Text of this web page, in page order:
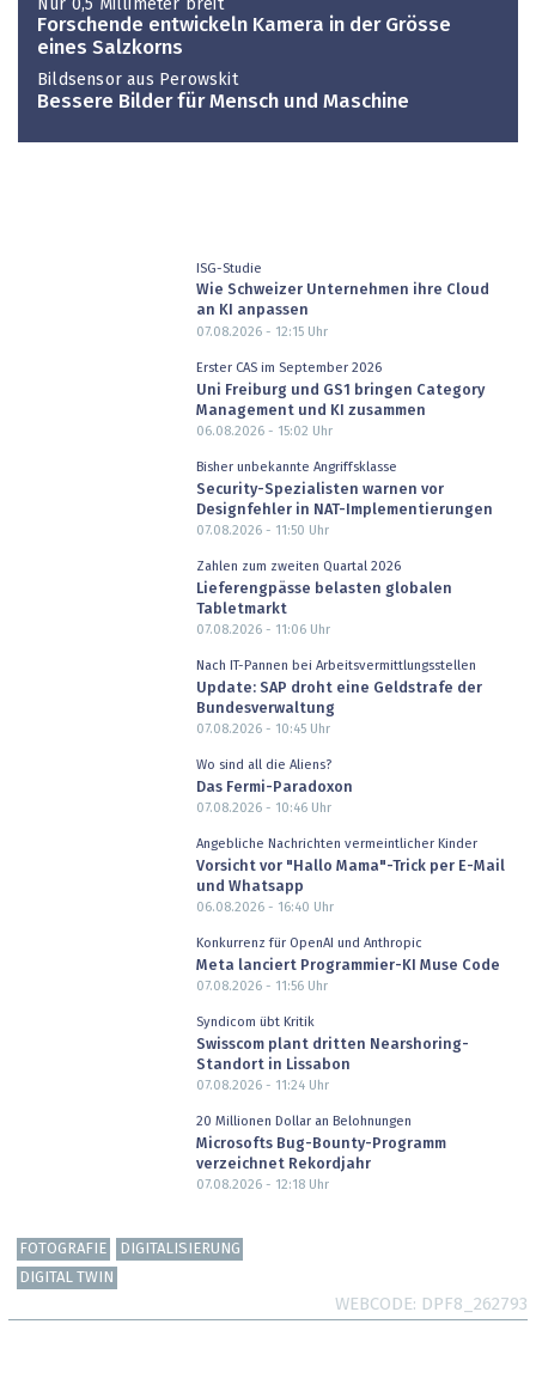
Nur 0,5 Millimeter breit
Forschende entwickeln Kamera in der Grösse
eines Salzkorns
Bildsensor aus Perowskit
Bessere Bilder für Mensch und Maschine
ISG-Studie
Wie Schweizer Unternehmen ihre Cloud
an KI anpassen
07.08.2026 - 12:15Uhr
Erster CAS im September 2026
Uni Freiburg und GS1 bringen Category
Management und KI zusammen
06.08.2026 - 15:02 Uhr
Bisher unbekannte Angriffsklasse
Security-Spezialisten warnen vor
Designfehler in NAT-Implementierungen
07.08.2026 - 11:50 Uhr
Zahlen zum zweiten Quartal 2026
Lieferengpässe belasten globalen
Tabletmarkt
07.08.2026 - 11:06Uhr
Nach IT-Pannen bei Arbeitsvermittlungsstellen
Update: SAP droht eine Geldstrafe der
Bundesverwaltung
07.08.2026 - 10:45Uhr
Wo sind all die Aliens?
Das Fermi-Paradoxon
07.08.2026 - 10:46Uhr
Angebliche Nachrichten vermeintlicher Kinder
Vorsicht vor "Hallo Mama"-Trick per E-Mail
und Whatsapp
06.08.2026 - 16:40 Uhr
Konkurrenz für OpenAI und Anthropic
Meta lanciert Programmier-KI Muse Code
07.08.2026 - 11:56Uhr
Syndicom übt Kritik
Swisscom plant dritten Nearshoring-
Standort in Lissabon
07.08.2026 - 11:24Uhr
20 Millionen Dollar an Belohnungen
Microsofts Bug-Bounty-Programm
verzeichnet Rekordjahr
07.08.2026 - 12:18Uhr
FOTOGRAFIE
DIGITALISIERUNG
DIGITAL TWIN
WEBCODE DPF8_262793